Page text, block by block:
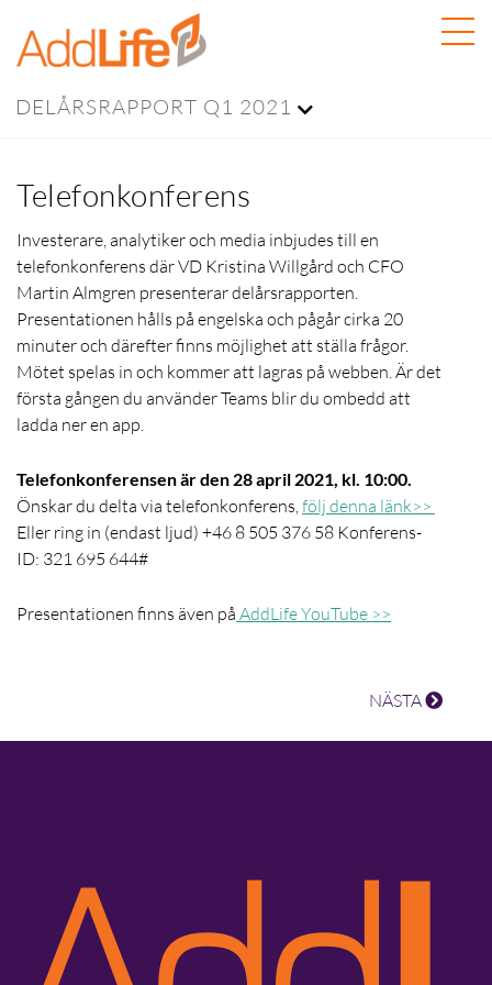
DELÅRSRAPPORT Q1 2021
Telefonkonferens
Investerare, analytiker och media inbjudes till en
telefonkonferens där VD Kristina Willgård och CFO
Martin Almgren presenterar delårsrapporten.
Presentationen hålls på engelska och pågår cirka 20
minuter och därefter finns möjlighet att ställa frågor.
Mötet spelas in och kommer att lagras på webben. Är det
första gången du använder Teams blir du ombedd att
ladda ner en app.
Telefonkonferensen är den 28 april 2021, kl. 10:00.
Önskar du delta via telefonkonferens,följ denna länk>>
Eller ring in (endast ljud) +46 8 505 376 58 Konferens-
ID: 321 695 644#
Presentationen finns även på AddLife YouTube >>
NÄSTA